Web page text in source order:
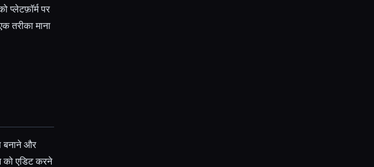
प्लेटफ़ॉर्म पर
तरीका माना
बनाने और
एडिट करने